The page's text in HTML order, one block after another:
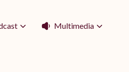
Multimedia